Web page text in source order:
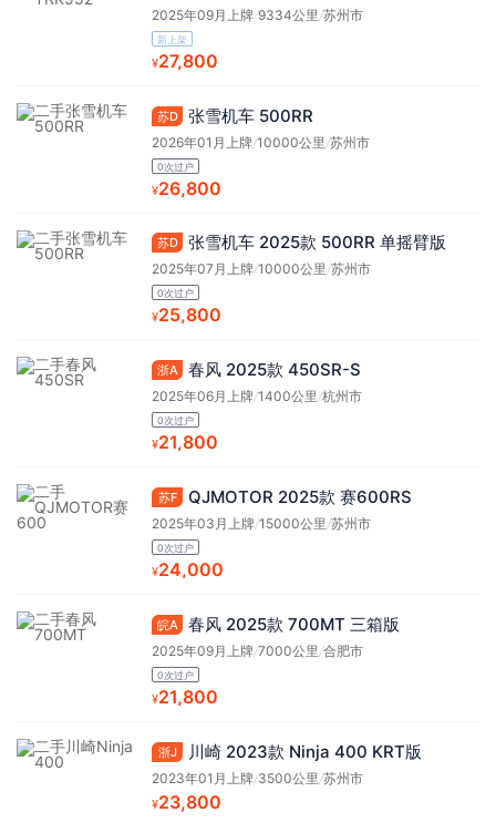
2025年09月上牌/9334公里 /苏州市
新上架
¥27,800
苏D 张雪机车 500RR
2026年01月上牌/10000公里 /苏州市
0次过户
¥26,800
苏D 张雪机车 2025款 500RR 单摇臂版
2025年07月上牌/10000公里/苏州市
0次过户
¥25,800
浙A 春风 2025款 450SR-S
2025年06月上牌/1400公里/杭州市
0次过户
¥21,800
苏F QJMOTOR 2025款 赛600RS
2025年03月上牌/15000公里/苏州市
0次过户
¥24,000
皖A 春风 2025款 700MT 三箱版
2025年09月上牌/7000公里/合肥市
0次过户
¥21,800
浙J 川崎 2023款 Ninja 400 KRT版
2023年01月上牌/3500公里/苏州市
¥23,800